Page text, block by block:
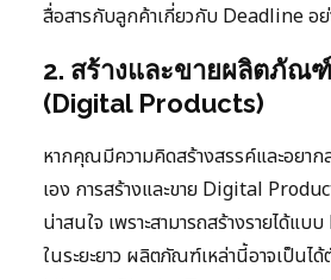
สื่อสารกับลูกค้าเกี่ยวกับ Deadline อย่
2. สร้างและขายผลิตภัณ
(Digital Products)
หากคุณมีความคิดสร้างสรรค์และอยา
เอง การสร้างและขาย Digital
น่าสนใจ เพราะสามารถสร้างรายได้แ
ในระยะยาว ผลิตภัณฑ์เหล่านี้อาจเป็นได้